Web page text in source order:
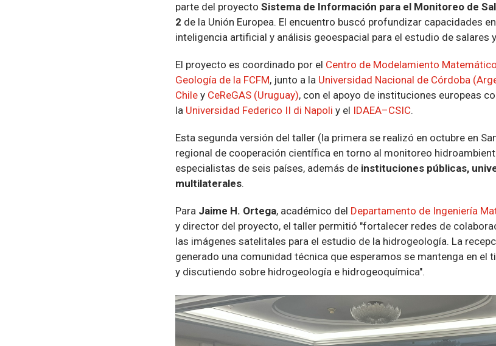
parte del proyecto Sistema de Información para el Monitoreo de
2 de la Unión Europea. El encuentro buscó profundizar capacidades
inteligencia artificial y análisis geoespacial para el estudio de salares
El proyecto es coordinado por el Centro de Modelamiento
Geología de la FCFM, junto a la Universidad Nacional de Córdoba
Chile y CeReGAS (Uruguay), con el apoyo de instituciones europeas
la Universidad Federico II di Napoli y el IDAEA–CSIC.
Esta segunda versión del taller (la primera se realizó en octubre en
regional de cooperación científica en torno al monitoreo
especialistas de seis países, además de instituciones públicas,
multilaterales.
Para Jaime H. Ortega, académico del Departamento de Ingeniería
y director del proyecto, el taller permitió "fortalecer redes de
las imágenes satelitales para el estudio de la hidrogeología. La
generado una comunidad técnica que esperamos se mantenga en el
y discutiendo sobre hidrogeología e hidrogeoquímica".